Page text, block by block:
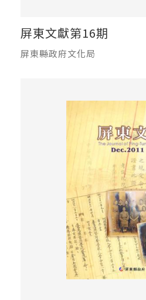
屏東文獻第16期
屏東縣政府文化局